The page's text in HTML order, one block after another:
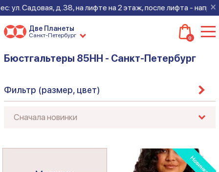
×
д.38, на лифте на 2 этаж, после лифта - направо.
Две Планеты
Санкт-Петербург 0
Бюстгальтеры 85HH - Санкт-Петербург
Фильтр (размер, цвет)